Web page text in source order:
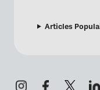
Articles